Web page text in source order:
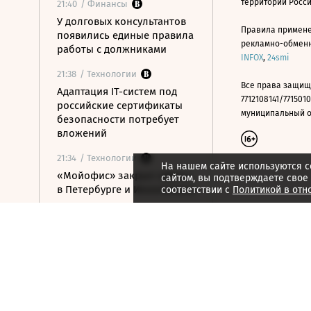
21:40 / Финансы
У долговых консультантов
появились единые правила
работы с должниками
21:38 / Технологии
Адаптация IT-систем под
российские сертификаты
безопасности потребует
вложений
21:34 / Технологии
«Мойофис» закрыл офисы
в Петербурге и Иннополисе
На нашем сайте используются
сайтом, вы подтверждаете свое
соответствии с Политикой в
территории
Правила
рекламно-
INFOX, 24smi
Все права
7712108141/
муниципальный